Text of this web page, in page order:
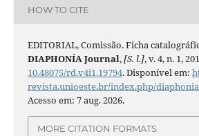
HOW TO CITE
EDITORIAL, Comissão. Ficha
DIAPHONÍA Journal,[S. l.], v. 4, n. 1,
10.48075/rd.v4i1.19794. Disponível em:
revista.unioeste.br/index.php/
Acesso em: 7 aug. 2026.
MORE CITATION FORMATS